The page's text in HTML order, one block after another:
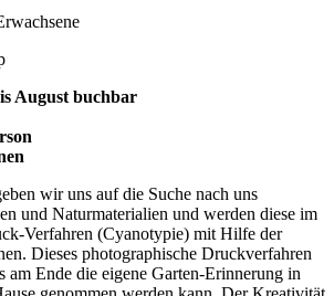
August buchbar
wir uns auf die Suche nach uns
und Naturmaterialien und werden diese im
Verfahren (Cyanotypie) mit Hilfe der
Dieses photographische Druckverfahren
am Ende die eigene Garten-Erinnerung in